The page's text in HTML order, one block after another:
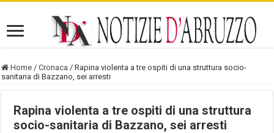
Home / Cronaca / Rapina violenta a tre ospiti di una struttura socio-
sanitaria di Bazzano, sei arresti
Rapina violenta a tre ospiti di una struttura
socio-sanitaria di Bazzano, sei arresti